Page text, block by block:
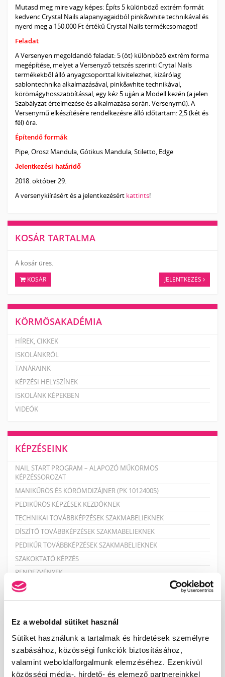
Ez a weboldal sütiket használ
Sütiket használunk a tartalmak és hirdetések személyre
szabásához, közösségi funkciók biztosításához,
valamint weboldalforgalmunk elemzéséhez. Ezenkívül
közösségi média-, hirdető- és elemező partnereinkkel
Mutasd meg mire vagy képes: Építs 5 különböző extrém formát
kedvenc Crystal Nails alapanyagaidból pink&white technikával és
nyerd meg a 150.000 Ft értékű Crystal Nails termékcsomagot!
Feladat
A Versenyen megoldandó feladat: 5 (öt) különböző extrém forma
megépítése, melyet a Versenyző tetszés szerinti Crytal Nails
termékekből álló anyagcsoporttal kivitelezhet, kizárólag
sablontechnika alkalmazásával, pink&white technikával,
körömágyhosszabbítással, egy kéz 5 ujján a Modell kezén (a jelen
Szabályzat értelmezése és alkalmazása során: Versenymű). A
Versenymű elkészítésére rendelkezésre álló időtartam: 2,5 (két és
fél) óra.
Építendő formák
Pipe, Orosz Mandula, Gótikus Mandula, Stiletto, Edge
Jelentkezési határidő
2018. október 29.
A versenykiírásért és a jelentkezésért kattints!
KOSÁR TARTALMA
A kosár üres.
KOSÁR JELENTKEZÉS
KÖRMÖSAKADÉMIA
HÍREK, CIKKEK
ISKOLÁNKRÓL
TANÁRAINK
KÉPZÉSI HELYSZÍNEK
ISKOLÁNK KÉPEKBEN
VIDEÓK
KÉPZÉSEINK
NAIL START PROGRAM – ALAPOZÓ MŰKÖRMÖS
KÉPZÉSSOROZAT
MANIKŰRÖS ÉS KÖRÖMDIZÁJNER (PK 10124005)
PEDIKŰRÖS KÉPZÉSEK KEZDŐKNEK
TECHNIKAI TOVÁBBKÉPZÉSEK SZAKMABELIEKNEK
DÍSZÍTŐ TOVÁBBKÉPZÉSEK SZAKMABELIEKNEK
PEDIKŰR TOVÁBBKÉPZÉSEK SZAKMABELIEKNEK
SZAKOKTATÓ KÉPZÉS
RENDEZVÉNYEK
MANIKŰRÖS ÉS KÖRÖMDIZÁJNER NYÍLT NAP!
KÖRÖMTÁBOR
KÉPZÉSI NAPTÁR
2026. AUGUSZTUS